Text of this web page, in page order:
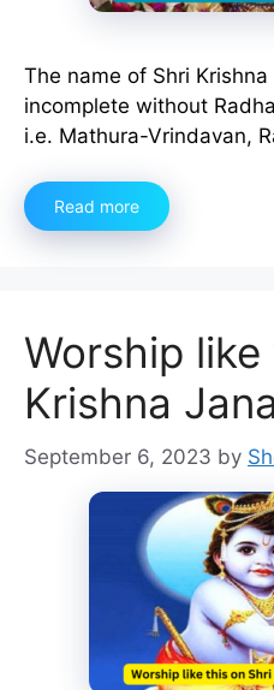
The name of Shri
incomplete without
i.e. Mathura-Vrindavan,
Read more
Worship
Krishna
September 6, 2023 by